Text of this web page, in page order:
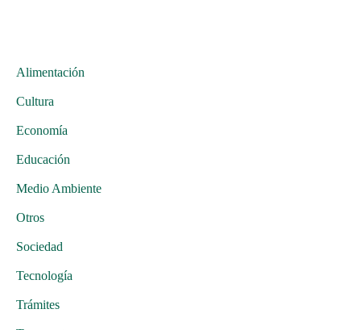
Alimentación
Cultura
Economía
Educación
Medio Ambiente
Otros
Sociedad
Tecnología
Trámites